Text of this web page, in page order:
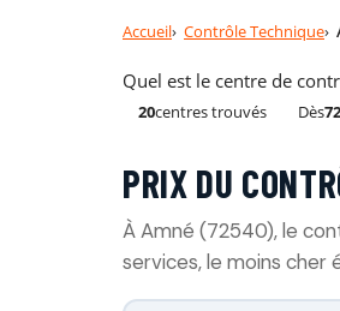
Accueil Contrôle Technique
Quel est le centre de
20centres trouvés Dès
PRIX DU
À Amné (72540), le
services, le moins